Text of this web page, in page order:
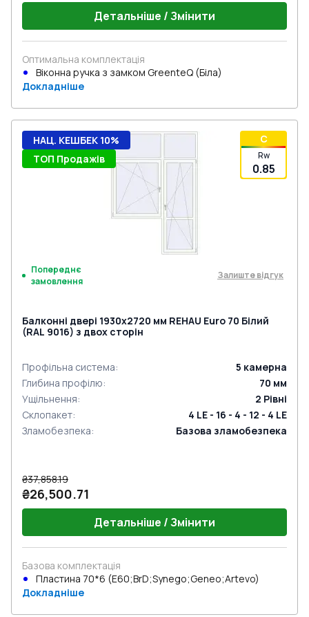
Детальніше / Змінити
Оптимальна комплектація
Віконна ручка з замком GreenteQ (Біла)
Докладніше
C
Rw
0.85
НАЦ. КЕШБЕК 10%
ТОП Продажів
Попереднє
замовлення
Залиште відгук
Балконні двері 1930x2720 мм REHAU Euro 70 Білий
(RAL 9016) з двох сторін
Профільна система: 5 камерна
Глибина профілю: 70 мм
Ущільнення: 2 Рівні
Склопакет:
4 LE - 16 - 4 - 12 - 4 LE
Зламобезпека: Базова зламобезпека
₴37,858.19
₴26,500.71
Детальніше / Змінити
Базова комплектація
Пластина 70*6 (E60;BrD;Synego;Geneo;Artevo)
Докладніше